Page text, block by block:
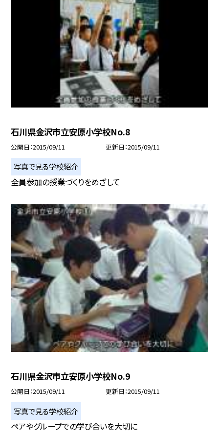
石川県金沢市立安原小学校No.8
公開日 2015/09/11 更新日 2015/09/11
写真で見る学校紹介
全員参加の授業づくりをめざして
石川県金沢市立安原小学校No.9
公開日 2015/09/11 更新日 2015/09/11
写真で見る学校紹介
ペアやグループでの学び合いを大切に